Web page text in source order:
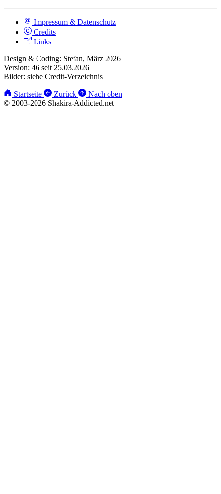
Impressum & Datenschutz
Credits
Links
Design & Coding: Stefan, März 2026
Version: 46 seit 25.03.2026
Bilder: siehe Credit-Verzeichnis
Startseite Zurück
Nach oben
© 2003-2026 Shakira-Addicted.net